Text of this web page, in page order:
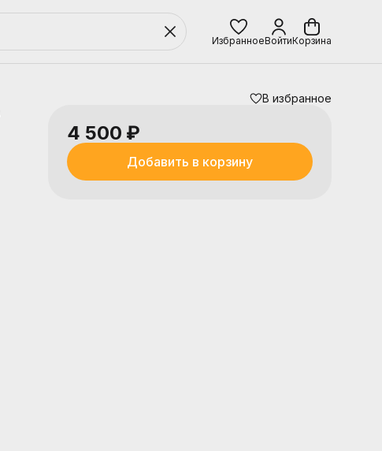
ИзбранноеВойтиКорзина
В избранное
4 500 ₽
Добавить в корзину